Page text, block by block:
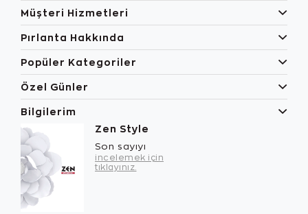
Müşteri Hizmetleri
Pırlanta Hakkında
Popüler Kategoriler
Özel Günler
Bilgilerim
Zen Style
Son sayıyı
incelemek için
tıklayınız.